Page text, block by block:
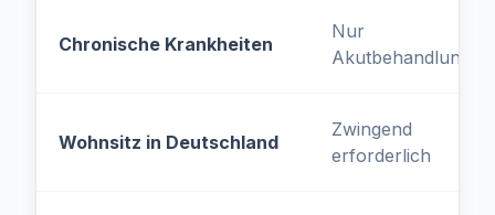
Chronische Krankheiten
Nur
Akutbehandlung
Wohnsitz in Deutschland
Zwingend
erforderlich